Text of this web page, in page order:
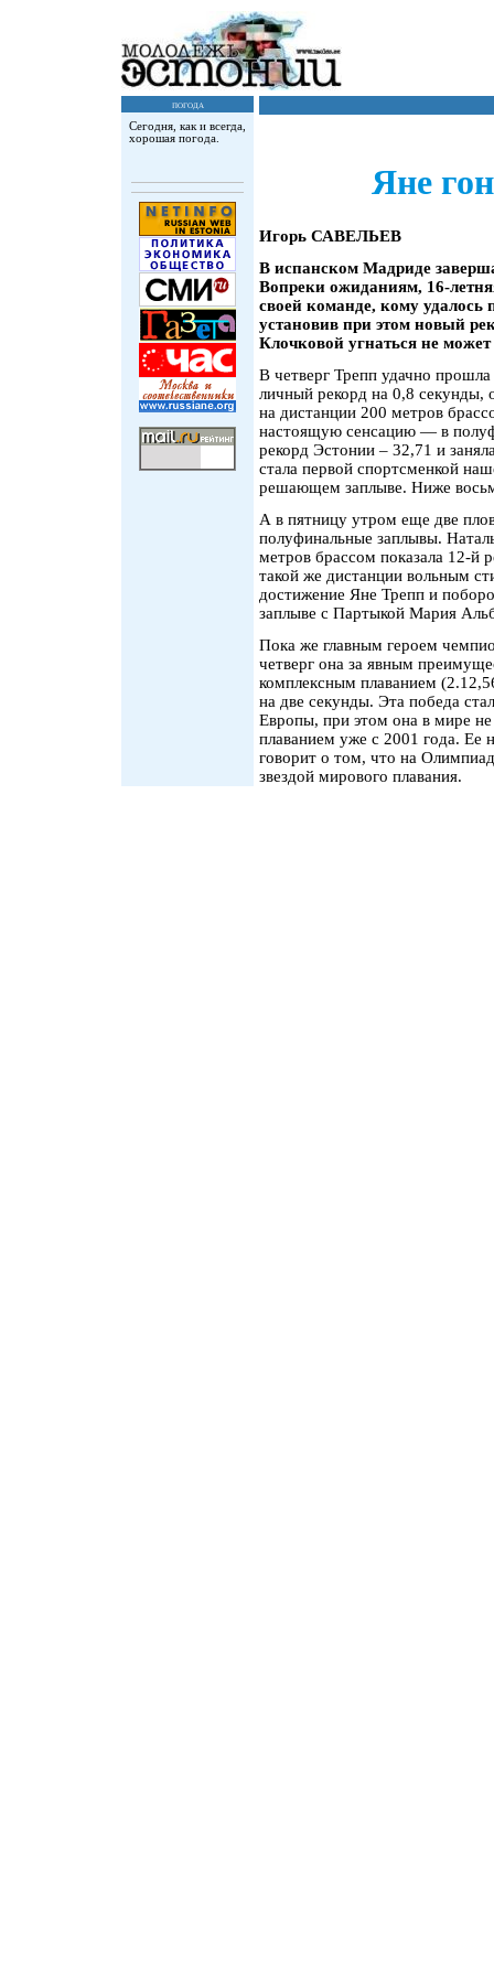
погода
Сегодня, как и всегда,
хорошая погода.
Яне
Игорь САВЕЛЬЕВ
В испанском Мадриде
Вопреки ожиданиям, 16-
своей команде, кому удалось
установив при этом новый
Клочковой угнаться не
В четверг Трепп удачно
личный рекорд на 0,8 секунды,
на дистанции 200 метров
настоящую сенсацию — в
рекорд Эстонии – 32,71 и
стала первой спортсменкой
решающем заплыве. Ниже
А в пятницу утром еще две
полуфинальные заплывы.
метров брассом показала 12-й
такой же дистанции вольным
достижение Яне Трепп и
заплыве с Партыкой Мария
Пока же главным героем
четверг она за явным
комплексным плаванием
на две секунды. Эта победа
Европы, при этом она в мире
плаванием уже с 2001 года.
говорит о том, что на
звездой мирового плавания.